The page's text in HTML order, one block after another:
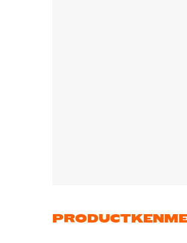
Het golfachtige
er meer oppervlakte van